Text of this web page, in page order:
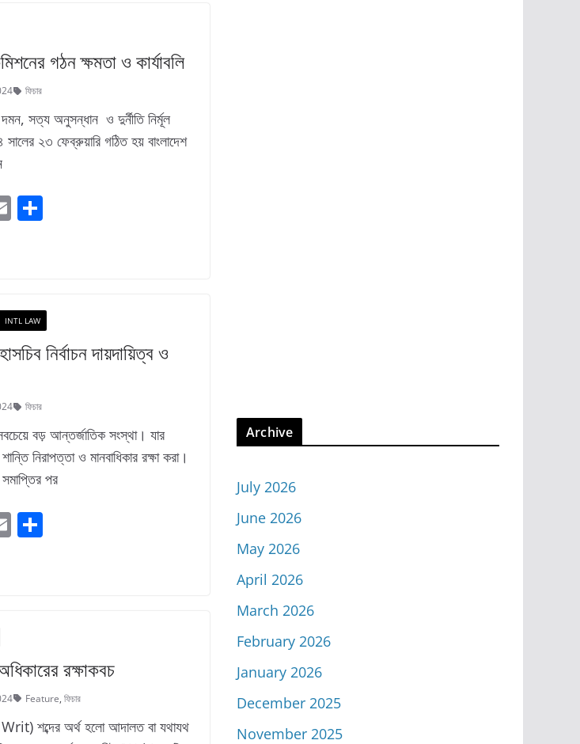
গঠন ক্ষমতা ও কার্যাবলি
ফিচার
দমন, সত্য অনুসন্ধান ও দুর্নীতি নির্মূল
২৩ ফেব্রুয়ারি গঠিত হয় বাংলাদেশ
E
INTL LAW
নির্বাচন দায়দায়িত্ব ও
ফিচার
বড় আন্তর্জাতিক সংস্থা। যার
নিরাপত্তা ও মানবাধিকার রক্ষা করা।
পর
E
রক্ষাকবচ
Feature,ফিচার
শব্দের অর্থ হলো আদালত বা যথাযথ
Archive
July 2026
June 2026
May 2026
April 2026
March 2026
February 2026
January 2026
December 2025
November 2025